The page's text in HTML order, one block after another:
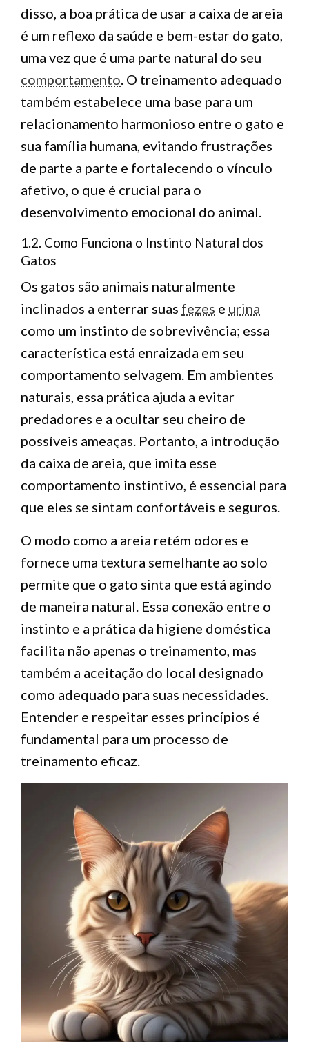
disso, a boa prática de usar a caixa de areia
é um reflexo da saúde e bem-estar do gato,
uma vez que é uma parte natural do seu
comportamento. O treinamento adequado
também estabelece uma base para um
relacionamento harmonioso entre o gato e
sua família humana, evitando frustrações
de parte a parte e fortalecendo o vínculo
afetivo, o que é crucial para o
desenvolvimento emocional do animal.
1.2. Como Funciona o Instinto Natural dos
Gatos
Os gatos são animais naturalmente
inclinados a enterrar suas fezes e urina
como um instinto de sobrevivência; essa
característica está enraizada em seu
comportamento selvagem. Em ambientes
naturais, essa prática ajuda a evitar
predadores e a ocultar seu cheiro de
possíveis ameaças. Portanto, a introdução
da caixa de areia, que imita esse
comportamento instintivo, é essencial para
que eles se sintam confortáveis e seguros.
O modo como a areia retém odores e
fornece uma textura semelhante ao solo
permite que o gato sinta que está agindo
de maneira natural. Essa conexão entre o
instinto e a prática da higiene doméstica
facilita não apenas o treinamento, mas
também a aceitação do local designado
como adequado para suas necessidades.
Entender e respeitar esses princípios é
fundamental para um processo de
treinamento eficaz.